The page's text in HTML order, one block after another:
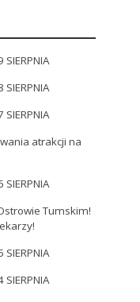
SIERPNIA
SIERPNIA
SIERPNIA
atrakcji na
SIERPNIA
Tumskim!
SIERPNIA
SIERPNIA